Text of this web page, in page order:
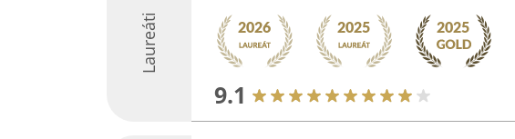
Laureáti
9.1